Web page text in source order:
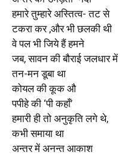
हमारे तुम्हारे अस्तित्व- तट से
टकरा कर ,और भी छलकी थी
वे पल भी जिये हैं हमने
जब, सावन की बौराई जलधार में
तन-मन डूबा था
कोयल की कूक औ
पपीहे की ‘पी कहाँ’
हमारी ही तो अनुकृति लगे थे,
कभी समाया था
अन्तर में अनन्त आकाश